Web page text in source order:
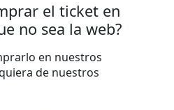
el ticket en
no sea la web?
en nuestros
de nuestros